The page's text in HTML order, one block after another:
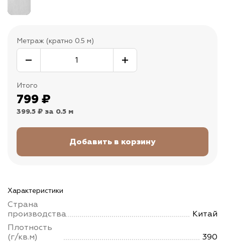
Метраж (кратно 0.5 м)
Итого
799 ₽
399.5 ₽ за 0.5 м
Характеристики
Страна
производства
Китай
Плотность
(г/кв.м)
390